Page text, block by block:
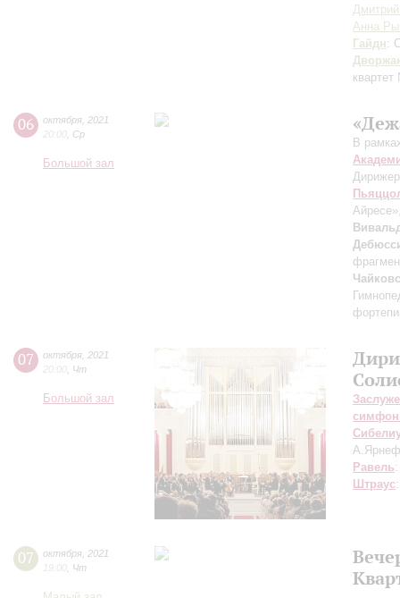
Анна
Гайдн:
06 октября 2021
20:00 Ср
Большой зал
В
07 октября 2021
20:00 Чт
Большой зал
Равель
Штраус
07 октября 2021
19:00 Чт